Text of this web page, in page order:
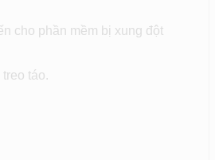
cho phần mềm bị xung đột
táo.